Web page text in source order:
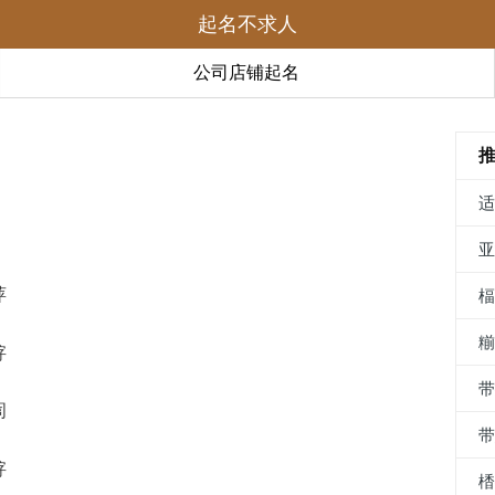
起名不求人
公司店铺起名